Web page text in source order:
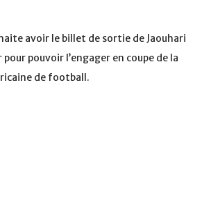
avoir le billet de sortie de Jaouhari
pouvoir l’engager en coupe de la
de football.